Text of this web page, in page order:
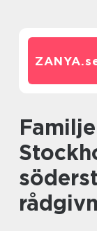
ZANYA.
Familjerådgivning i